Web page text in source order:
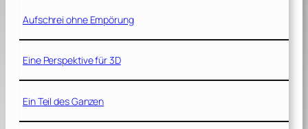
Aufschrei ohne Empörung
Eine Perspektive für 3D
Ein Teil des Ganzen